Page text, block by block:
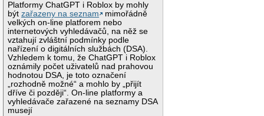
Platformy ChatGPT i Roblox by mohly
býtzařazeny na seznam
mimořádně
velkých on-line platforem nebo
internetových vyhledávačů, na něž se
vztahují zvláštní podmínky podle
nařízení o digitálních službách (DSA).
Vzhledem k tomu, že ChatGPT i Roblox
oznámily počet uživatelů nad prahovou
hodnotou DSA, je toto označení
„rozhodně možné“ a mohlo by „přijít
dříve či později“. On-line platformy a
vyhledávače zařazené na seznamy DSA
musejí